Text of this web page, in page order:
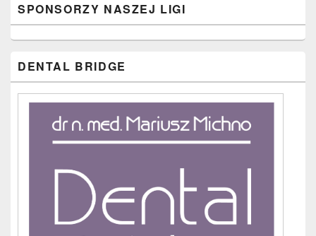
SPONSORZY NASZEJ LIGI
DENTAL BRIDGE